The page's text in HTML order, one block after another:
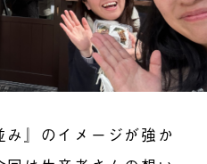
』のイメージが強か